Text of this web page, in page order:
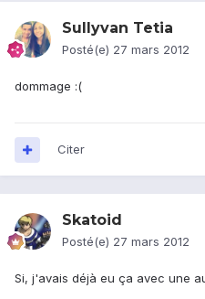
Sullyvan Tetia
Posté(e) 27 mars 2012
dommage :(
Citer
Skatoid
Posté(e) 27 mars 2012
Si, j'avais déjà eu ça avec une